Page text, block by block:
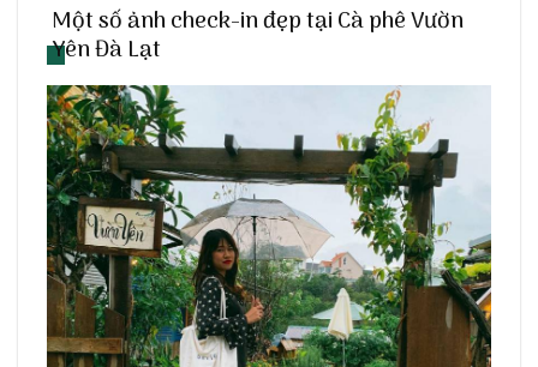
Một số ảnh check-in đẹp tại Cà phê Vườn
Yên Đà Lạt